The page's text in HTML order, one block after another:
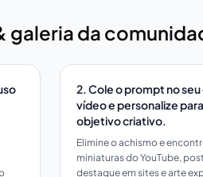
galeria da
2. Cole o prompt no
vídeo e personalize
objetivo criativo.
Elimine o achismo e
miniaturas do YouTube,
destaque em sites e arte